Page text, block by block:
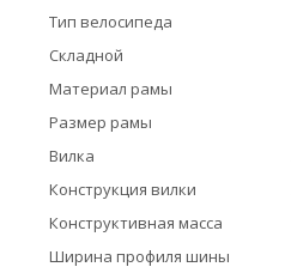
Тип велосипеда
Складной
Материал рамы
Размер рамы
Вилка
Конструкция вилки
Конструктивная масса
Ширина профиля шины